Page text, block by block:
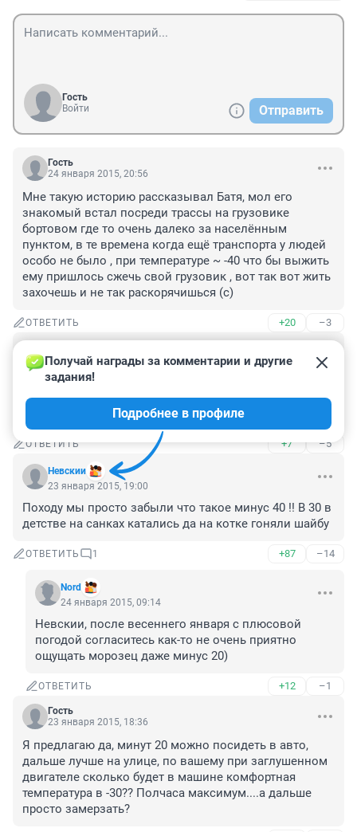
Гость
Войти
Отправить
Гость
24 января 2015, 20:56
Мне такую историю рассказывал Батя, мол его
знакомый встал посреди трассы на грузовике
бортовом где то очень далеко за населённым
пунктом, в те времена когда ещё транспорта у людей
особо не было , при температуре ~ -40 что бы выжить
ему пришлось сжечь свой грузовик , вот так вот жить
захочешь и не так раскорячишься (с)
ОТВЕТИТЬ +20 –3
24 января 2015, 19:33
Ну я надеючь , что всё будет , как в Европе? Посты
обогрева. ночлег и прочие удобства? МЧС на трассах
круглые сутки? Нет?
ОТВЕТИТЬ +7 –5
Невскии
Получай награды за комментарии и другие
задания!
Подробнее в профиле
23 января 2015, 19:00
Походу мы просто забыли что такое минус 40 !! В 30 в
детстве на санках катались да на котке гоняли шайбу
ОТВЕТИТЬ 1 +87 –14
Nord
24 января 2015, 09:14
Невскии, после весеннего января с плюсовой
погодой согласитесь как-то не очень приятно
ощущать морозец даже минус 20)
ОТВЕТИТЬ +12 –1
Гость
23 января 2015, 18:36
Я предлагаю да, минут 20 можно посидеть в авто,
дальше лучше на улице, по вашему при заглушенном
двигателе сколько будет в машине комфортная
температура в -30?? Полчаса максимум....а дальше
просто замерзать?